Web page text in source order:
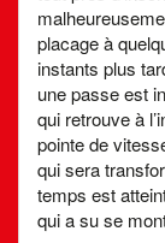
placage à
instants plus
une passe est
qui retrouve à
pointe de
qui sera
temps est
qui a su se